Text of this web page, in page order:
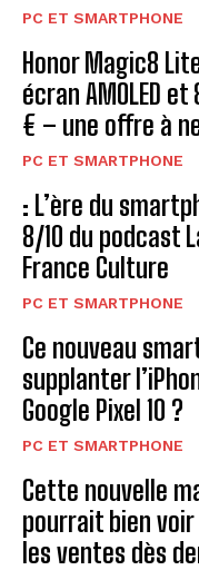
PC ET SMARTPHONE
Honor Magic8
écran AMOLED et
€ – une offre à
PC ET SMARTPHONE
: L’ère du
8/10 du podcast
France Culture
PC ET SMARTPHONE
Ce nouveau
supplanter
Google Pixel 10 ?
PC ET SMARTPHONE
Cette nouvelle
pourrait bien
les ventes dès